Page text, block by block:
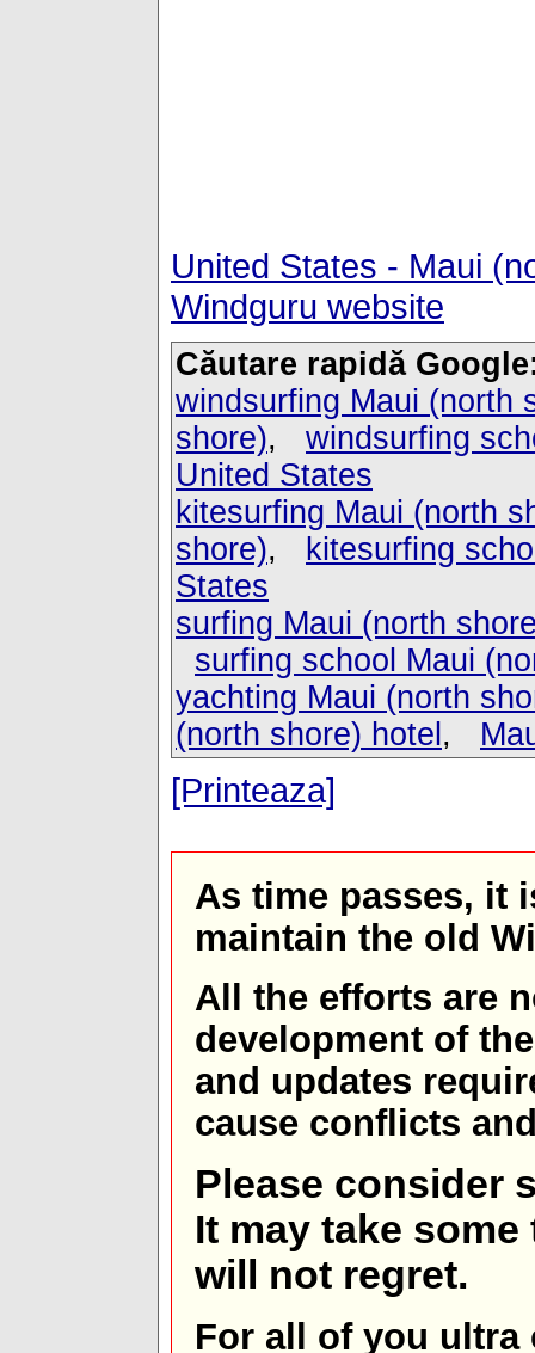
United States - Maui
Windguru website
Căutare rapidă
windsurfing Maui (north
shore), windsurfing
United States
kitesurfing Maui (north
shore),
kitesurfing
States
surfing Maui (north
surfing school Maui
yachting Maui (north
(north shore) hotel ,
[Printeaza]
As time passes, it
maintain the old
All the efforts are
development of
and updates
cause conflicts
Please consider
It may take
will not regret.
For all of you ultra